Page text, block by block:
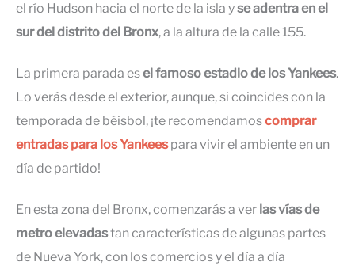
el río Hudson hacia el norte de la isla yse adentra en el
sur del distrito del Bronx, a la altura de la calle 155.
La primera parada esel famoso estadio de los Yankees.
Lo verás desde el exterior, aunque, si coincides con la
temporada de béisbol, ¡te recomendamoscomprar
entradas para los Yankees para vivir el ambiente en un
día de partido!
En esta zona del Bronx, comenzarás a ver las vías de
metro elevadastan características de algunas partes
de Nueva York, con los comercios y el día a día